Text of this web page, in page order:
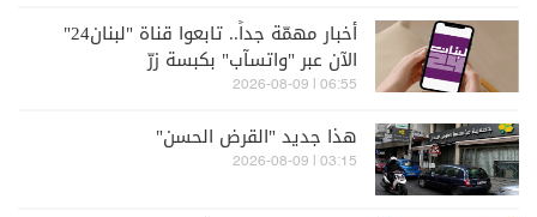
أخبار مهمّة جداً.. تابعوا قناة "لبنان24"
الآن عبر "واتسآب" بكبسة زرّ
06:55 | 2026-08-09
هذا جديد "القرض الحسن"
03:15 | 2026-08-09